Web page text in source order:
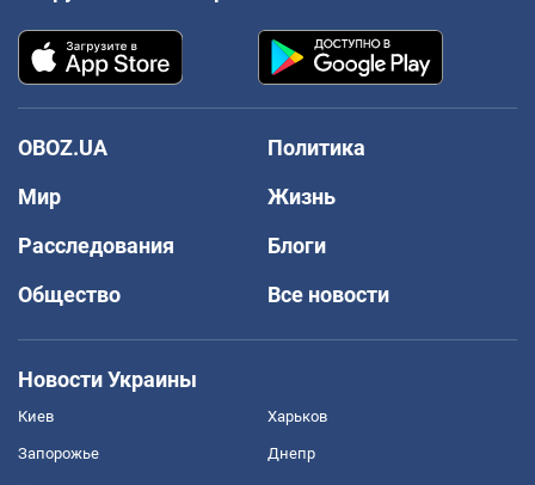
OBOZ.UA
Политика
Мир
Жизнь
Расследования
Блоги
Общество
Все новости
Новости Украины
Киев Харьков
Запорожье Днепр